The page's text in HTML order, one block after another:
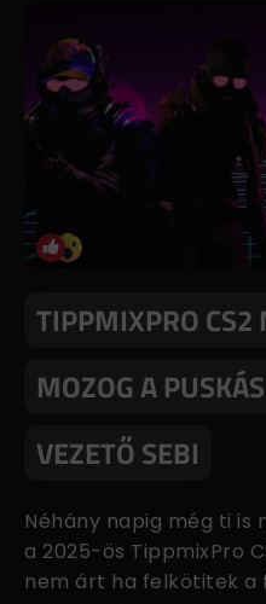
TIPPMIXPRO CS2
MOZOG A
VEZETŐ SEBI
Néhány napig még ti
a 2025-ös TippmixPro
nem árt ha felkötitek